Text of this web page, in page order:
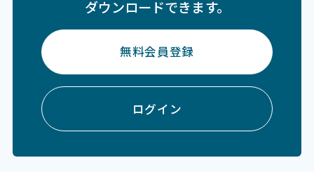
ダウンロードできます。
無料会員登録
ログイン